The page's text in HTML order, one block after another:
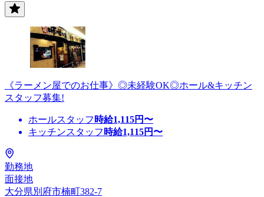
《ラーメン屋でのお仕事》◎未経験OK◎ホール&キッチン
スタッフ募集!
ホールスタッフ 時給1,115円〜
キッチンスタッフ 時給1,115円〜
勤務地
面接地
大分県別府市楠町382-7